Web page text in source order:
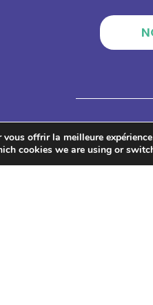
Le
offrir la meilleure
cookies we are using or